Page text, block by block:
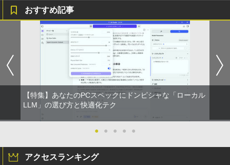
おすすめ記事
【特集】あなたのPCスペックにドンピシャな「ローカル
LLM」の選び方と快適化テク
● ● ● ● ●
アクセスランキング